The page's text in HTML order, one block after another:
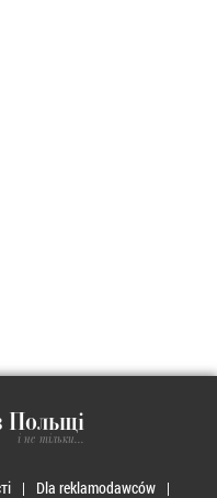
Польщі
і не тільки...
Dla reklamodawców